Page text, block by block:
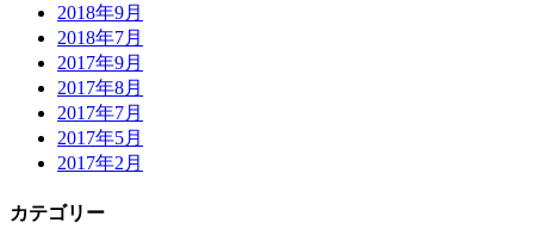
2018年9月
2018年7月
2017年9月
2017年8月
2017年7月
2017年5月
2017年2月
カテゴリー